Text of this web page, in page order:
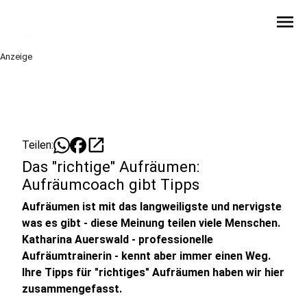
menu
Anzeige
Teilen: open_in_new
Das "richtige" Aufräumen:
Aufräumcoach gibt Tipps
Aufräumen ist mit das langweiligste und nervigste
was es gibt - diese Meinung teilen viele Menschen.
Katharina Auerswald - professionelle
Aufräumtrainerin - kennt aber immer einen Weg.
Ihre Tipps für "richtiges" Aufräumen haben wir hier
zusammengefasst.